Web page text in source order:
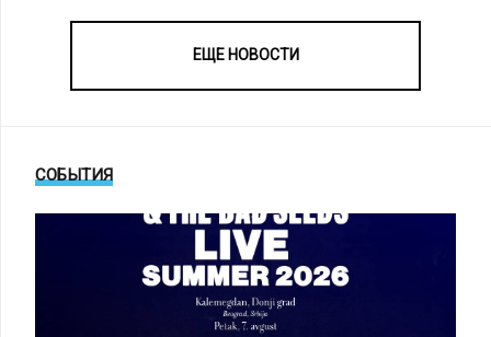
ЕЩЕ НОВОСТИ
СОБЫТИЯ